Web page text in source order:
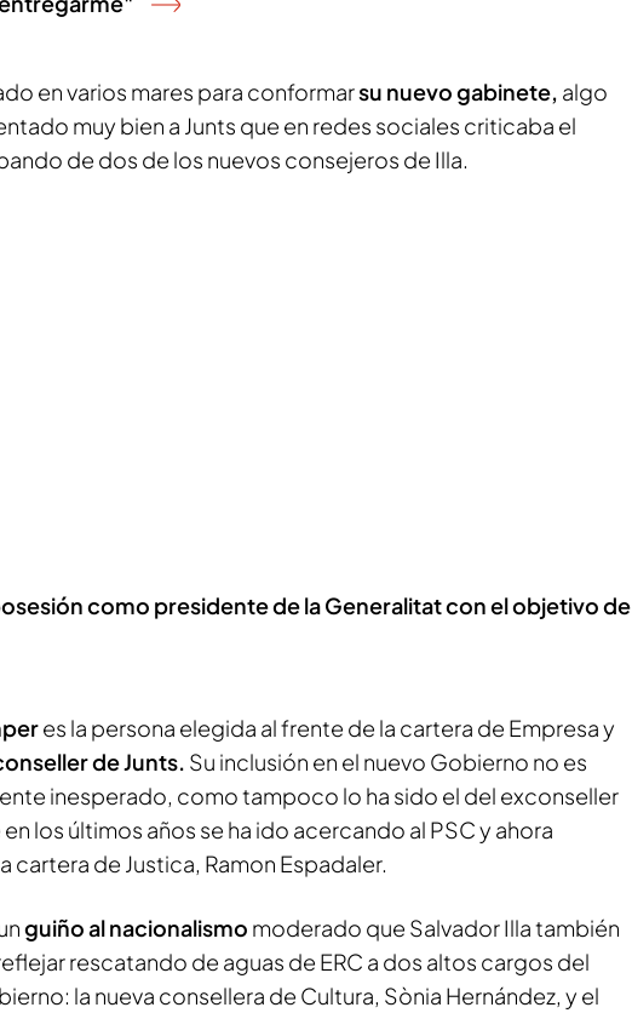
en varios mares para conformarsu nuevo gabinete, algo
muy bien a Junts que en redes sociales criticaba el
de dos de los nuevos consejeros de Illa.
como presidente de la Generalitat con el objetivo de
es la persona elegida al frente de la cartera de Empresa y
de Junts. Su inclusión en el nuevo Gobierno no es
inesperado, como tampoco lo ha sido el del exconseller
los últimos años se ha ido acercando al PSC y ahora
cartera de Justica, Ramon Espadaler.
guiño al nacionalismo moderado que Salvador Illa también
rescatando de aguas de ERC a dos altos cargos del
la nueva consellera de Cultura, Sònia Hernández, y el